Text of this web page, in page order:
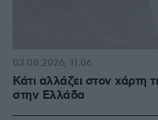
Κάτι αλλάζει στον χάρτη
στην Ελλάδα
03.08.2026, 11:06